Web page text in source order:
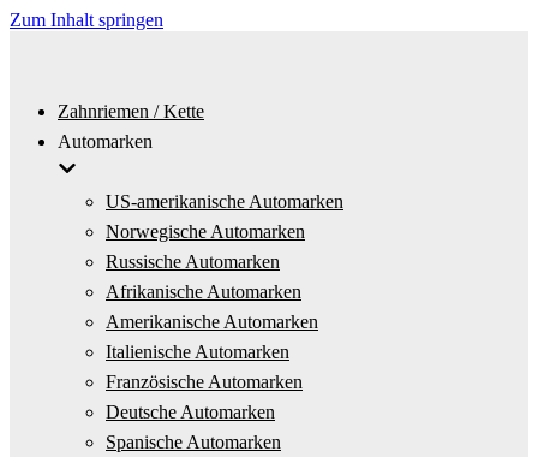
Zum Inhalt springen
Zahnriemen / Kette
Automarken
US-amerikanische Automarken
Norwegische Automarken
Russische Automarken
Afrikanische Automarken
Amerikanische Automarken
Italienische Automarken
Französische Automarken
Deutsche Automarken
Spanische Automarken